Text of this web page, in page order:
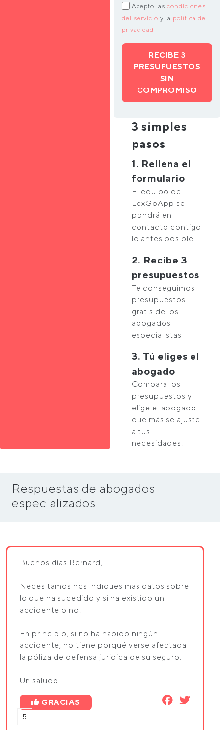
Acepto las condiciones
del servicio y la política de
privacidad
RECIBE 3
PRESUPUESTOS
SIN
COMPROMISO
3 simples
pasos
1. Rellena el
formulario
El equipo de
LexGoApp se
pondrá en
contacto contigo
lo antes posible.
2. Recibe 3
presupuestos
Te conseguimos
presupuestos
gratis de los
abogados
especialistas
3. Tú eliges el
abogado
Compara los
presupuestos y
elige el abogado
que más se ajuste
a tus
necesidades.
Respuestas de abogados
especializados
Buenos días Bernard,
Necesitamos nos indiques más datos sobre
lo que ha sucedido y si ha existido un
accidente o no.
En principio, si no ha habido ningún
accidente, no tiene porqué verse afectada
la póliza de defensa jurídica de su seguro.
Un saludo.
GRACIAS
5